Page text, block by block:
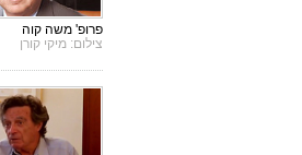
פרופ' משה קוה
צילום: מיקי קורן